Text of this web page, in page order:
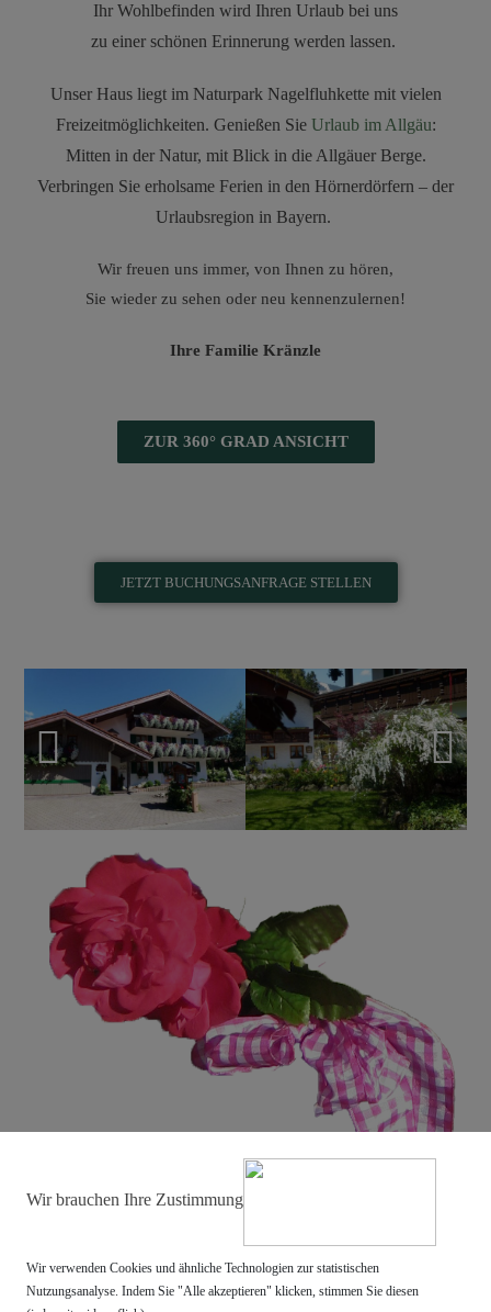
Ihr Wohlbefinden wird Ihren Urlaub bei uns
zu einer schönen Erinnerung werden lassen.
Unser Haus liegt im Naturpark Nagelfluhkette mit vielen
Freizeitmöglichkeiten. Genießen Sie Urlaub im Allgäu:
Mitten in der Natur, mit Blick in die Allgäuer Berge.
Verbringen Sie erholsame Ferien in den Hörnerdörfern – der
Urlaubsregion in Bayern.
Wir freuen uns immer, von Ihnen zu hören,
Sie wieder zu sehen oder neu kennenzulernen!
Ihre Familie Kränzle
ZUR 360° GRAD ANSICHT
JETZT BUCHUNGSANFRAGE STELLEN
Wir brauchen Ihre Zustimmung
Wir verwenden Cookies und ähnliche Technologien zur statistischen
Nutzungsanalyse. Indem Sie "Alle akzeptieren" klicken, stimmen Sie diesen